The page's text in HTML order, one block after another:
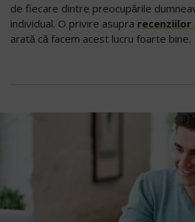
de fiecare dintre preocupările
individual. O privire asupra
arată că facem acest lucru foarte bine.